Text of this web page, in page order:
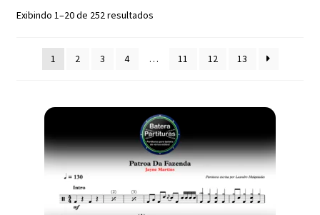
Grátis
Contato
Dúvidas
Mapa do site
Exibindo 1–20 de 252 resultadosClassificado
recente
1 2 3 4 … 11 12 13